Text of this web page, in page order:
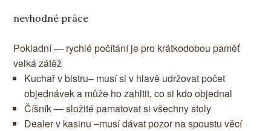
nevhodné práce
Pokladní — rychlé počítání je pro krátkodobou paměť
velká zátěž
Kuchař v bistru– musí si v hlavě udržovat počet
objednávek a může ho zahltit, co si kdo objednal
Číšník — složité pamatovat si všechny stoly
Dealer v kasinu –musí dávat pozor na spoustu věcí